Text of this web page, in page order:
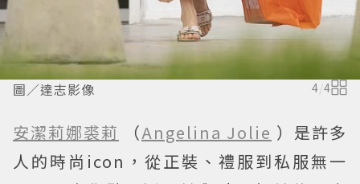
圖／達志影像 4/4
安潔莉娜裘莉 （Angelina Jolie ）是許多
人的時尚icon，從正裝、禮服到私服無一